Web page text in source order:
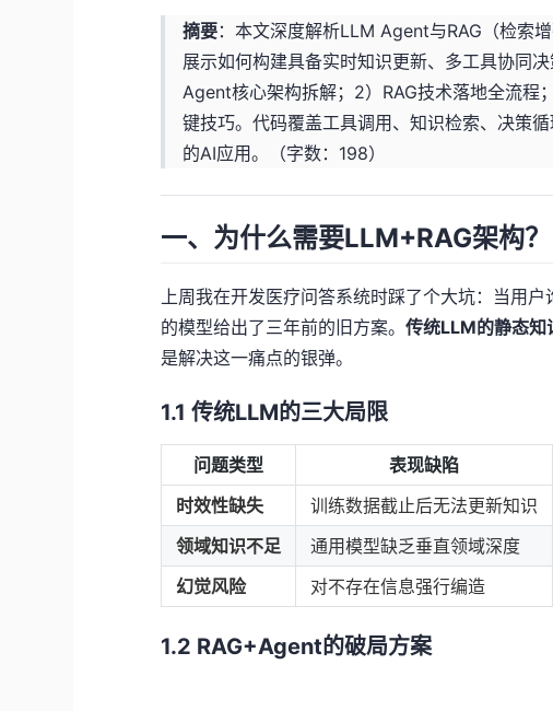
摘要：本文深度解析LLM Agent与RAG（检索
展示如何构建具备实时知识更新、多工具协同
Agent核心架构拆解；2）RAG技术落地全流
键技巧。代码覆盖工具调用、知识检索、决策
的AI应用。（字数：198）
一、为什么需要LLM+RAG架构？
上周我在开发医疗问答系统时踩了个大坑：当用
的模型给出了三年前的旧方案。传统LLM的静态知
是解决这一痛点的银弹。
1.1 传统LLM的三大局限
问题类型 表现缺陷
时效性缺失
训练数据截止后无法更新知识
领域知识不足
通用模型缺乏垂直领域深度
幻觉风险
对不存在信息强行编造
1.2 RAG+Agent的破局方案